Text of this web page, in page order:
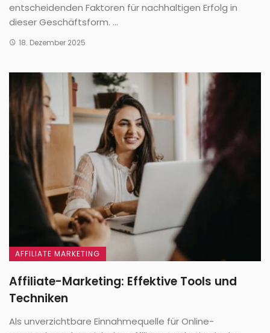
entscheidenden Faktoren für nachhaltigen Erfolg in
dieser Geschäftsform. ...
18. Dezember 2025
AFFILIATE MARKETING
Affiliate-Marketing: Effektive Tools und
Techniken
Als unverzichtbare Einnahmequelle für Online-